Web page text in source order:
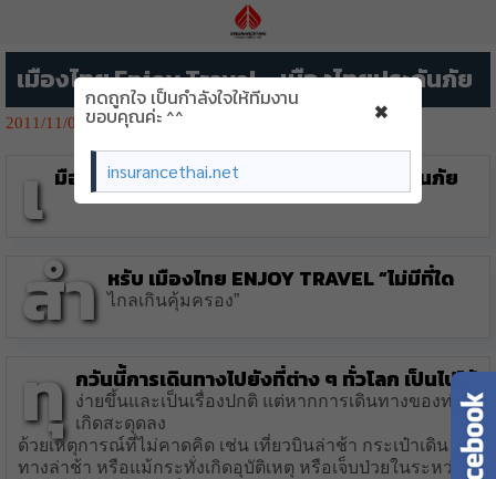
เมืองไทย Enjoy Travel – เมืองไทยประกันภัย
2011/11/042060👁️‍🗨️
เ มืองไทย Enjoy Travel – เมืองไทยประกันภัย
สำ หรับ เมืองไทย Enjoy Travel “ไม่มีที่ใด
ไกลเกินคุ้มครอง”
ทุ กวันนี้การเดินทางไปยังที่ต่าง ๆ ทั่วโลก เป็นไปได้
ง่ายขึ้นและเป็นเรื่องปกติ แต่หากการเดินทางของท่าน
เกิดสะดุดลง
ด้วยเหตุการณ์ที่ไม่คาดคิด เช่น เที่ยวบินล่าช้า กระเป๋าเดิน
ทางล่าช้า หรือแม้กระทั่งเกิดอุบัติเหตุ หรือเจ็บป่วยในระหว่าง
กดถูกใจ เป็นกำลังใจให้ทีมงาน
ขอบคุณค่ะ ^^ ×
insurancethai.net